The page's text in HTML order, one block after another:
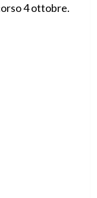
4 ottobre.